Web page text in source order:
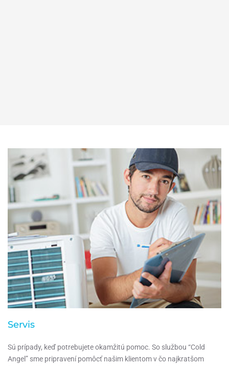
Servis
Sú prípady, keď potrebujete okamžitú pomoc. So službou “Cold
Angel” sme pripravení pomôcť našim klientom v čo najkratšom